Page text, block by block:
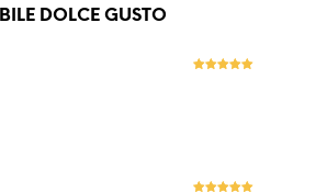
DOLCE GUSTO